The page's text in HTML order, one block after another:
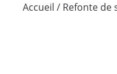
Accueil / Refonte de